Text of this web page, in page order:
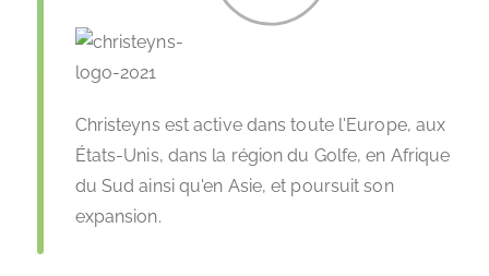
Christeyns est active dans toute l'Europe, aux
États-Unis, dans la région du Golfe, en Afrique
du Sud ainsi qu'en Asie, et poursuit son
expansion.